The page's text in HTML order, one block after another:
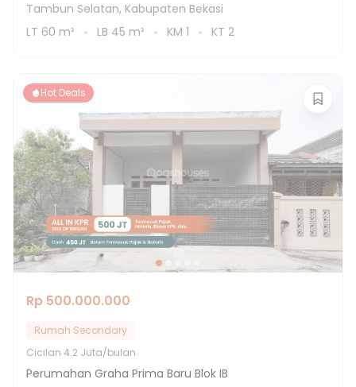
Tambun Selatan, Kabupaten Bekasi
LT 60 m² LB 45 m² KM 1 KT 2
Hot Deals
Rp 500.000.000
Rumah Secondary
Cicilan 4.2 Juta/bulan
Perumahan Graha Prima Baru Blok IB